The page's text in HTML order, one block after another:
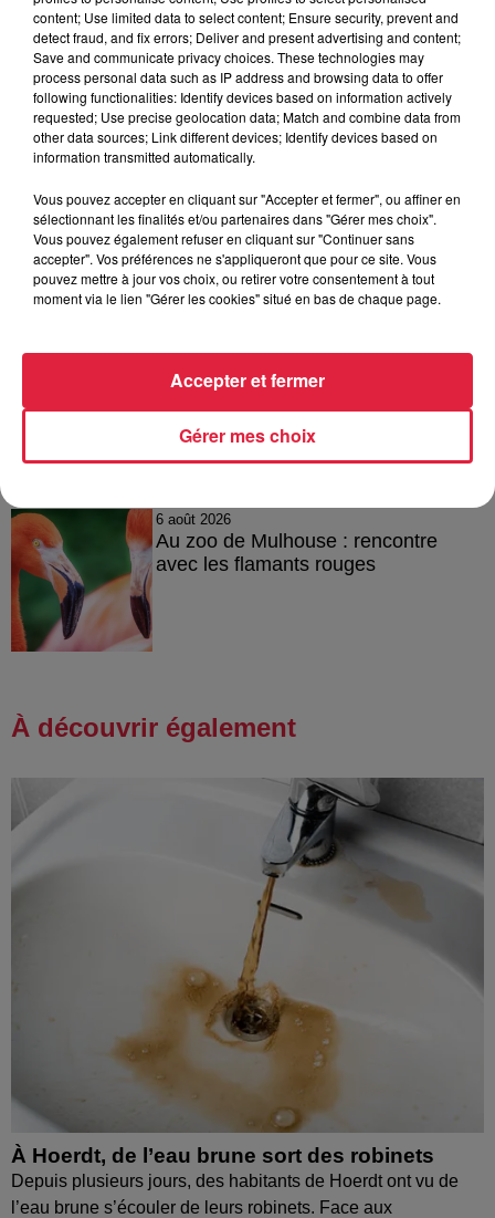
Publié : 21 janvier 2019 à 17h06 - Modifié : 10 mai 2021 à
10h46 Estelle Burckel
A lire aussi
6 août 2026
À Hoerdt, de l’eau brune sort des
robinets
6 août 2026
Tags antisémites à Strasbourg :
Catherine Trautmann réagit
6 août 2026
Au zoo de Mulhouse : rencontre
avec les flamants rouges
À découvrir également
À Hoerdt, de l’eau brune sort des robinets
Depuis plusieurs jours, des habitants de Hoerdt ont vu de
l’eau brune s’écouler de leurs robinets. Face aux
content; Use limited data to select content; Ensure security, prevent and
detect fraud, and fix errors; Deliver and present advertising and content;
Save and communicate privacy choices. These technologies may
process personal data such as IP address and browsing data to offer
following functionalities: Identify devices based on information actively
requested; Use precise geolocation data; Match and combine data from
other data sources; Link different devices; Identify devices based on
information transmitted automatically.
Vous pouvez accepter en cliquant sur "Accepter et fermer", ou affiner en
sélectionnant les finalités et/ou partenaires dans "Gérer mes choix".
Vous pouvez également refuser en cliquant sur "Continuer sans
accepter". Vos préférences ne s'appliqueront que pour ce site. Vous
pouvez mettre à jour vos choix, ou retirer votre consentement à tout
moment via le lien "Gérer les cookies" situé en bas de chaque page.
Gérer mes choix
Accepter et fermer